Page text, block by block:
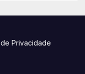
Privacidade